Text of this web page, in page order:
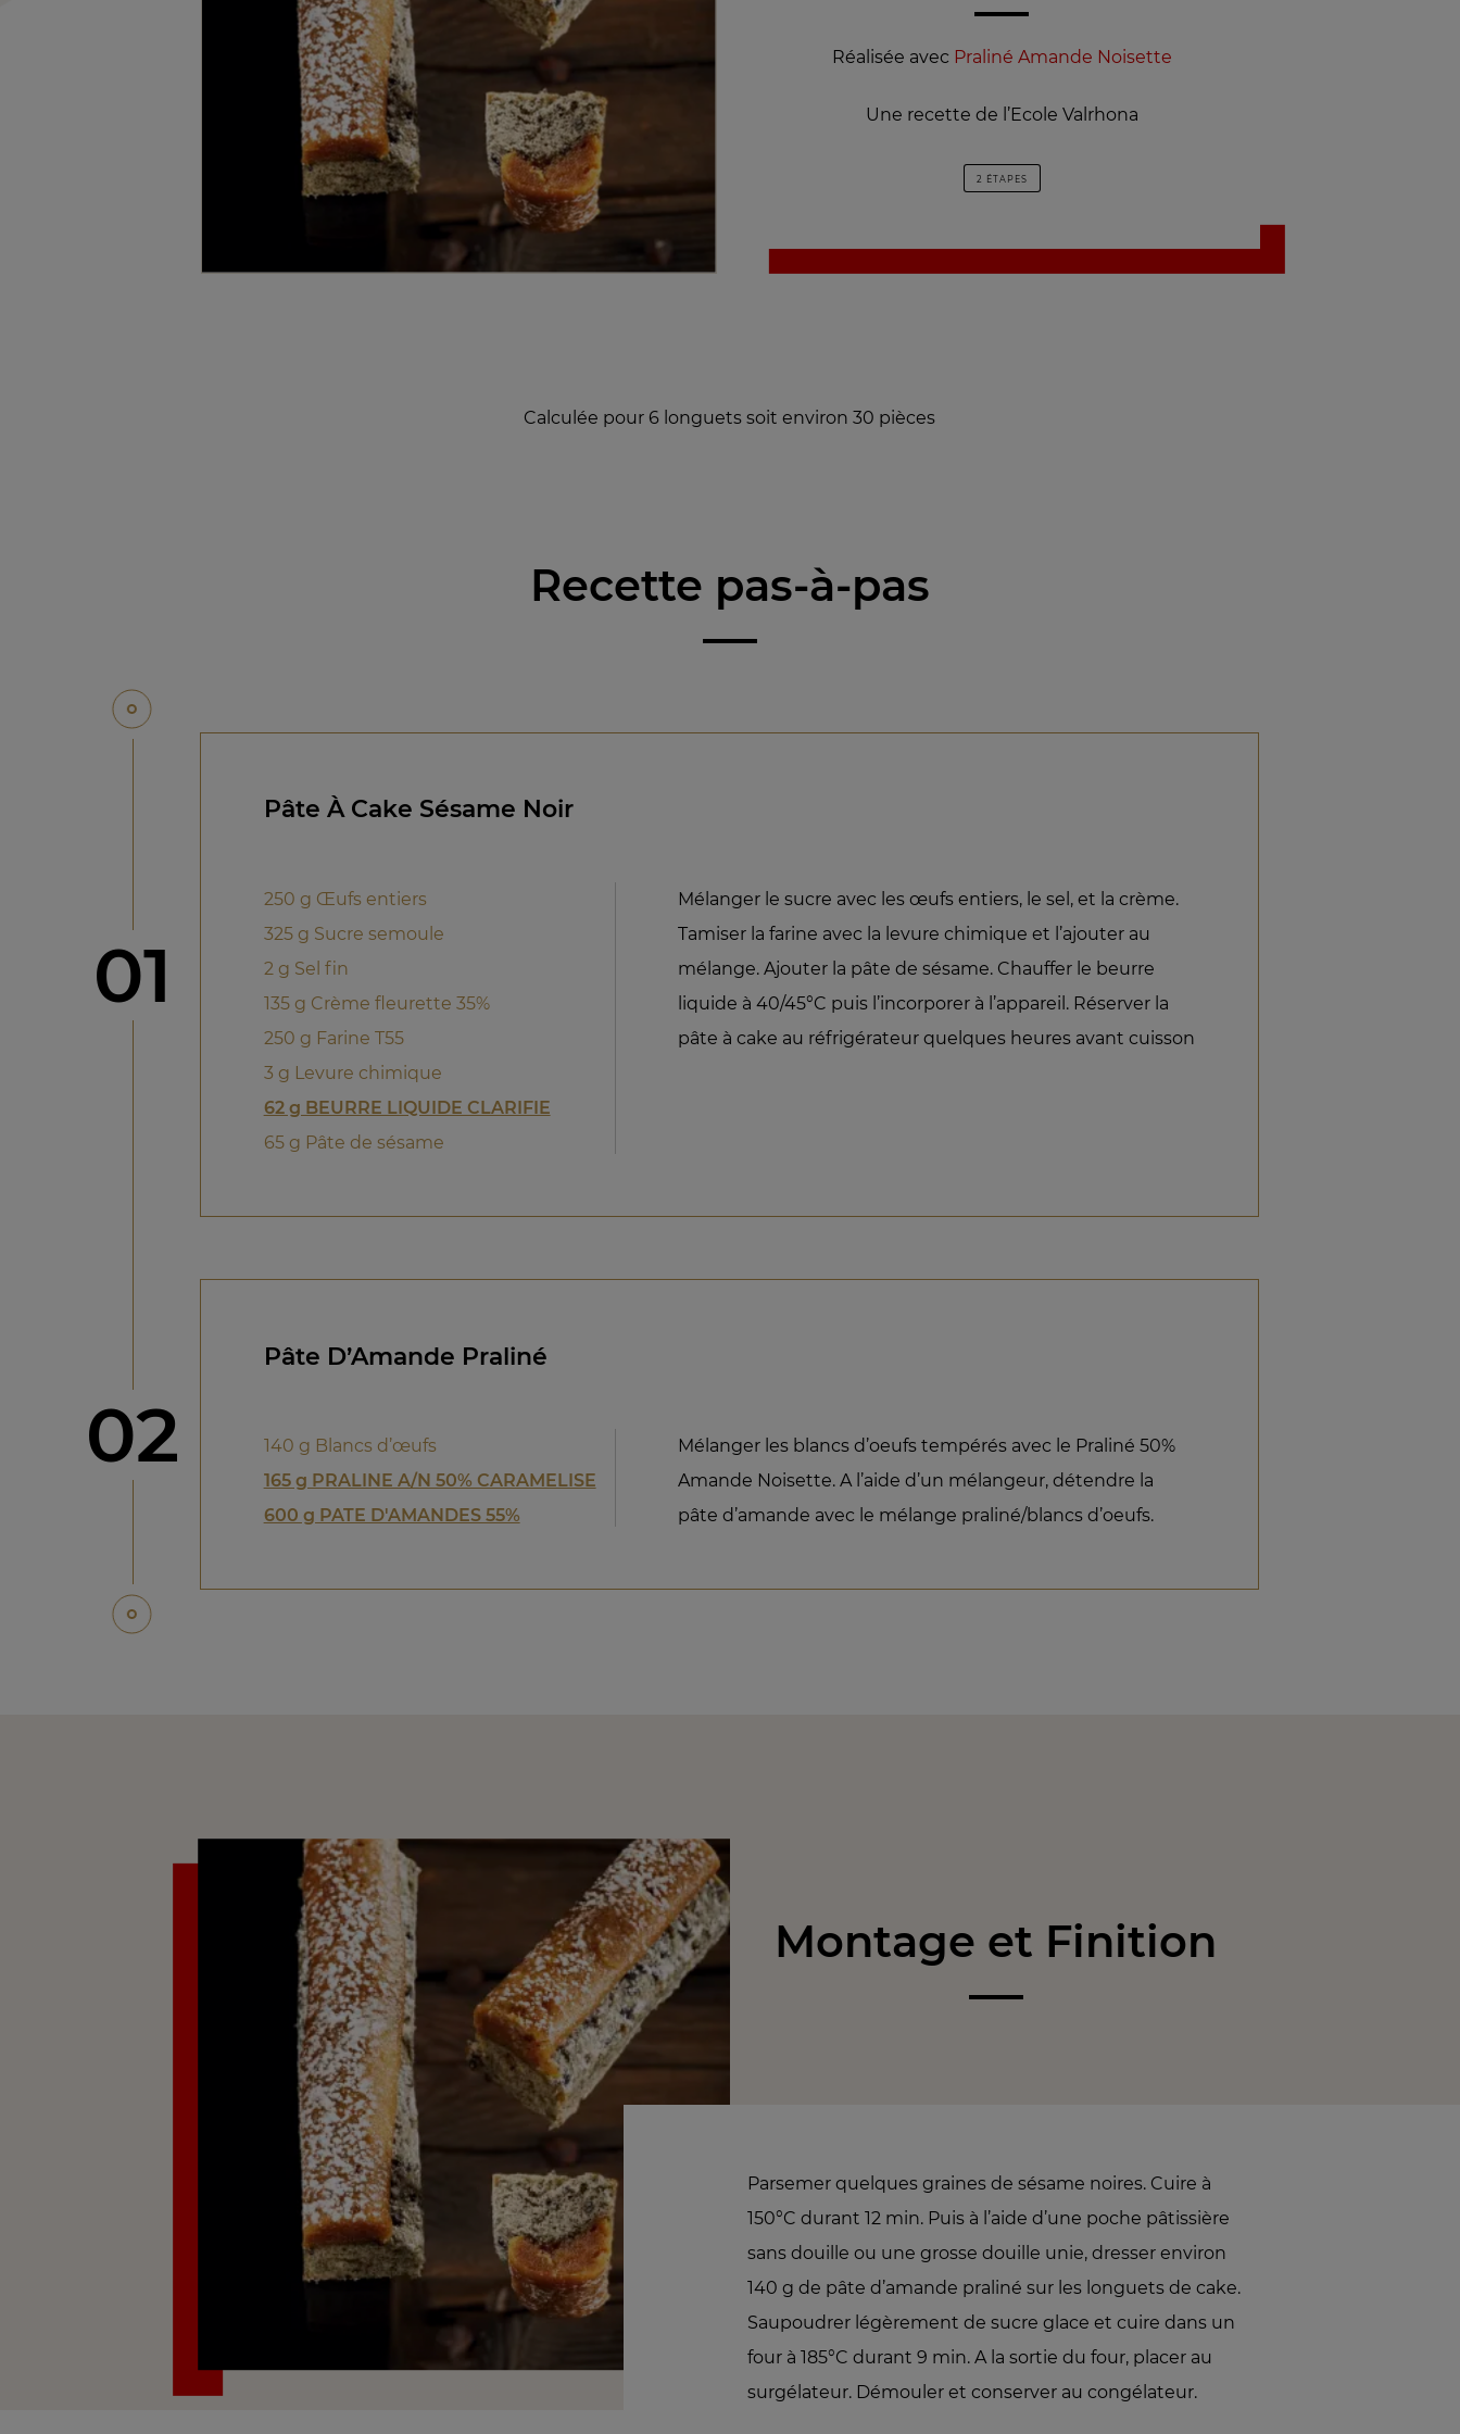
Réalisée avec Praliné Amande Noisette
Une recette de l’Ecole Valrhona
2 ÉTAPES
Calculée pour 6 longuets soit environ 30 pièces
Recette pas-à-pas
étape
01
Pâte À Cake Sésame Noir
250 g Œufs entiers
325 g Sucre semoule
2 g Sel fin
135 g Crème fleurette 35%
250 g Farine T55
3 g Levure chimique
62 g BEURRE LIQUIDE CLARIFIE
65 g Pâte de sésame
Mélanger le sucre avec les œufs entiers, le sel, et la crème.
Tamiser la farine avec la levure chimique et l’ajouter au
mélange. Ajouter la pâte de sésame. Chauffer le beurre
liquide à 40/45°C puis l’incorporer à l’appareil. Réserver la
pâte à cake au réfrigérateur quelques heures avant cuisson
étape
02
Pâte D’Amande Praliné
140 g Blancs d’œufs
165 g PRALINE A/N 50% CARAMELISE
600 g PATE D'AMANDES 55%
Mélanger les blancs d’oeufs tempérés avec le Praliné 50%
Amande Noisette. A l’aide d’un mélangeur, détendre la
pâte d’amande avec le mélange praliné/blancs d’oeufs.
Montage et Finition
Parsemer quelques graines de sésame noires. Cuire à
150°C durant 12 min. Puis à l’aide d’une poche pâtissière
sans douille ou une grosse douille unie, dresser environ
140 g de pâte d’amande praliné sur les longuets de cake.
Saupoudrer légèrement de sucre glace et cuire dans un
four à 185°C durant 9 min. A la sortie du four, placer au
surgélateur. Démouler et conserver au congélateur.